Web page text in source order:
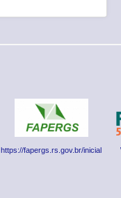
https://fapergs.rs.gov.br/inicial